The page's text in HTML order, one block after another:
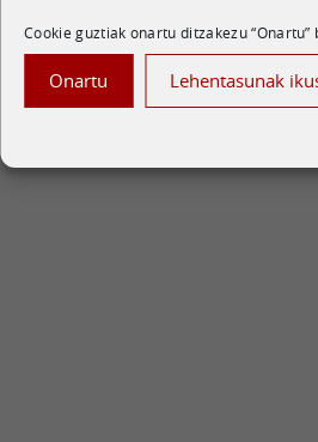
Cookie guztiak onartu ditzakezu
Onartu Lehentasunak